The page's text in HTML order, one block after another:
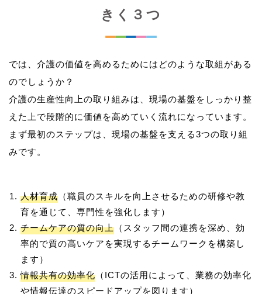
きく３つ
では、介護の価値を高めるためにはどのような取組がある
のでしょうか？
介護の生産性向上の取り組みは、現場の基盤をしっかり整
えた上で段階的に価値を高めていく流れになっています。
まず最初のステップは、現場の基盤を支える3つの取り組
人材育成 （職員のスキルを向上させるための研修や教
育を通じて、専門性を強化します）
チームケアの質の向上 （スタッフ間の連携を深め、効
率的で質の高いケアを実現するチームワークを構築し
ます）
情報共有の効率化 （ICTの活用によって、業務の効率化
や情報伝達のスピードアップを図ります）